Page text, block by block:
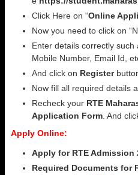
Click Here on “Online
Now you need to click on
Enter details correctly
Mobile Number, Email Id,
And click on Register
Now fill all required details
Recheck your RTE
Application Form. And
Apply Online:
Apply for RTE Admission
Required Documents for